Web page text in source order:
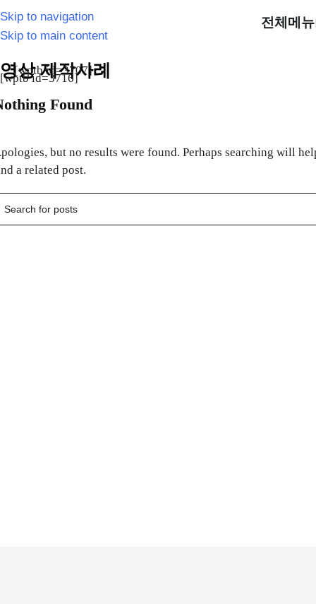
Skip to navigation
Skip to main content
전체메뉴
영상 제작사례
[wptb id=3716]
[wptb id=3707]
Found
but no results were found. Perhaps searching will
a related post.